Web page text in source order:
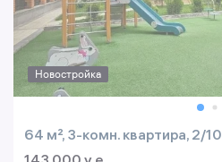
Новостройка
64 м², 3-комн. квартира, 2/10